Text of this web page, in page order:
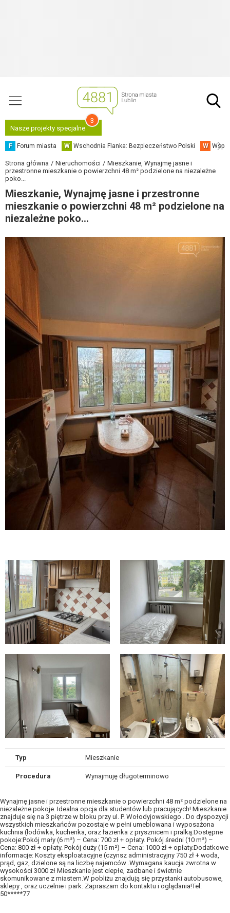
Nasze projekty specjalne
3
F Forum miasta W Wschodnia Flanka: Bezpieczeństwo Polski W
Strona główna Nieruchomości
Mieszkanie, Wynajmę jasne i
przestronne mieszkanie o powierzchni 48 m² podzielone na niezależne
poko...
Mieszkanie, Wynajmę jasne i przestronne
mieszkanie o powierzchni 48 m² podzielone na
niezależne poko...
Typ Mieszkanie
Procedura Wynajmuję długoterminowo
Wynajmę jasne i przestronne mieszkanie o powierzchni 48 m² podzielone na
niezależne pokoje. Idealna opcja dla studentów lub pracujących! Mieszkanie
znajduje się na 3 piętrze w bloku przy ul. P. Wołodyjowskiego . Do dyspozycji
wszystkich mieszkańców pozostaje w pełni umeblowana i wyposażona
kuchnia (lodówka, kuchenka, oraz łazienka z prysznicem i pralką.Dostępne
pokoje:Pokój mały (6 m²) – Cena: 700 zł + opłaty. Pokój średni (10 m²) –
Cena: 800 zł + opłaty. Pokój duży (15 m²) – Cena: 1000 zł + opłaty.Dodatkowe
informacje: Koszty eksploatacyjne (czynsz administracyjny 750 zł + woda,
prąd, gaz, dzielone są na liczbę najemców .Wymagana kaucja zwrotna w
wysokości 3000 zł Mieszkanie jest ciepłe, zadbane i świetnie
skomunikowane z miastem.W pobliżu znajdują się przystanki autobusowe,
sklepy , oraz uczelnie i park. Zapraszam do kontaktu i oglądania!Tel:
50*****77